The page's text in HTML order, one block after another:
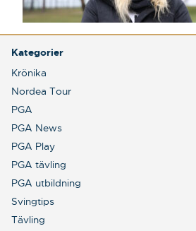
Kategorier
Krönika
Nordea Tour
PGA
PGA News
PGA Play
PGA tävling
PGA utbildning
Svingtips
Tävling